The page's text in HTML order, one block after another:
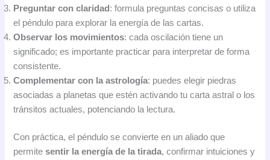
Preguntar con claridad : formula preguntas concisas o utiliza
el péndulo para explorar la energía de las cartas.
Observar los movimientos: cada oscilación tiene un
significado; es importante practicar para interpretar de forma
consistente.
Complementar con la astrología: puedes elegir piedras
asociadas a planetas que estén activando tu carta astral o los
tránsitos actuales, potenciando la lectura.
Con práctica, el péndulo se convierte en un aliado que
permitesentir la energía de la tirada, confirmar intuiciones y